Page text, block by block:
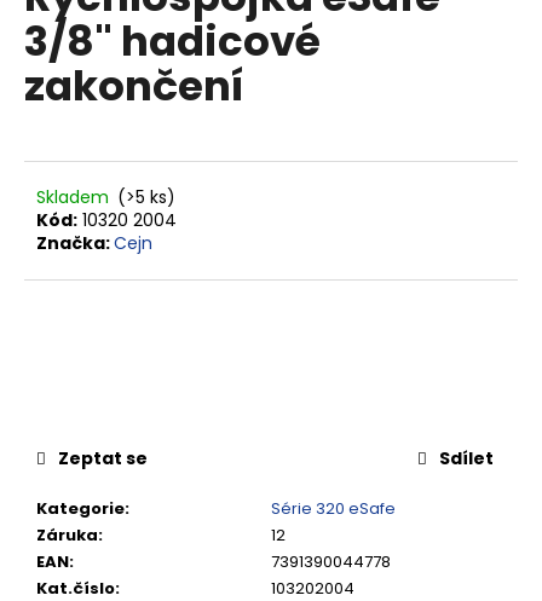
0,0
z
5
hvězdiček.
3/8" hadicové
zakončení
Skladem (>5 ks)
Kód: 10320 2004
Značka:Cejn
Kategorie:
Série 320 eSafe
Záruka:
12
EAN:
7391390044778
Kat.číslo: 103202004
Zeptat se Sdílet
a
j
í
?
HLEDAT
o
u
č
u